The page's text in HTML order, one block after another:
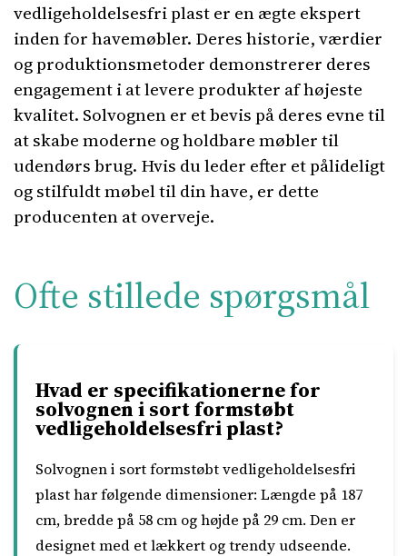
vedligeholdelsesfri plast er en ægte ekspert
inden for havemøbler. Deres historie, værdier
og produktionsmetoder demonstrerer deres
engagement i at levere produkter af højeste
kvalitet. Solvognen er et bevis på deres evne til
at skabe moderne og holdbare møbler til
udendørs brug. Hvis du leder efter et pålideligt
og stilfuldt møbel til din have, er dette
producenten at overveje.
Ofte stillede spørgsmål
Hvad er specifikationerne for
solvognen i sort formstøbt
vedligeholdelsesfri plast?
Solvognen i sort formstøbt vedligeholdelsesfri
plast har følgende dimensioner: Længde på 187
cm, bredde på 58 cm og højde på 29 cm. Den er
designet med et lækkert og trendy udseende.